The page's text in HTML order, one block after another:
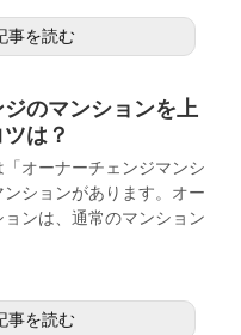
事を読む
のマンションを上
は？
オーナーチェンジマンシ
ションがあります。オー
ンは、通常のマンション
事を読む